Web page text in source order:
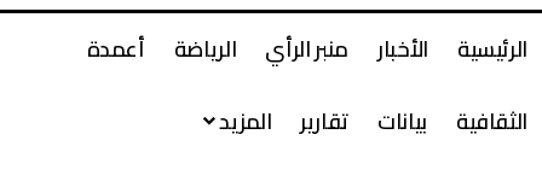
الرئيسية الأخبار منبر الرأي الرياضة
أعمدة
الثقافية
بيانات تقارير المزيد